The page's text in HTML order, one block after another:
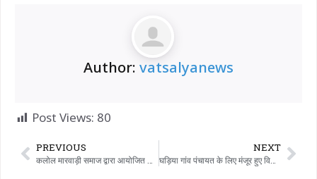
Author: vatsalyanews
Post Views: 80
PREVIOUS
कलोल मारवाड़ी समाज द्वारा आयोजित रामदेवपीर की भव्य शोभायात्रा शहर के विभिन्न मार्गों से निकाली गई।
NEXT
घड़िया गांव पंचायत के लिए मंजूर हुए विकास कार्यों का भूमि पूजन